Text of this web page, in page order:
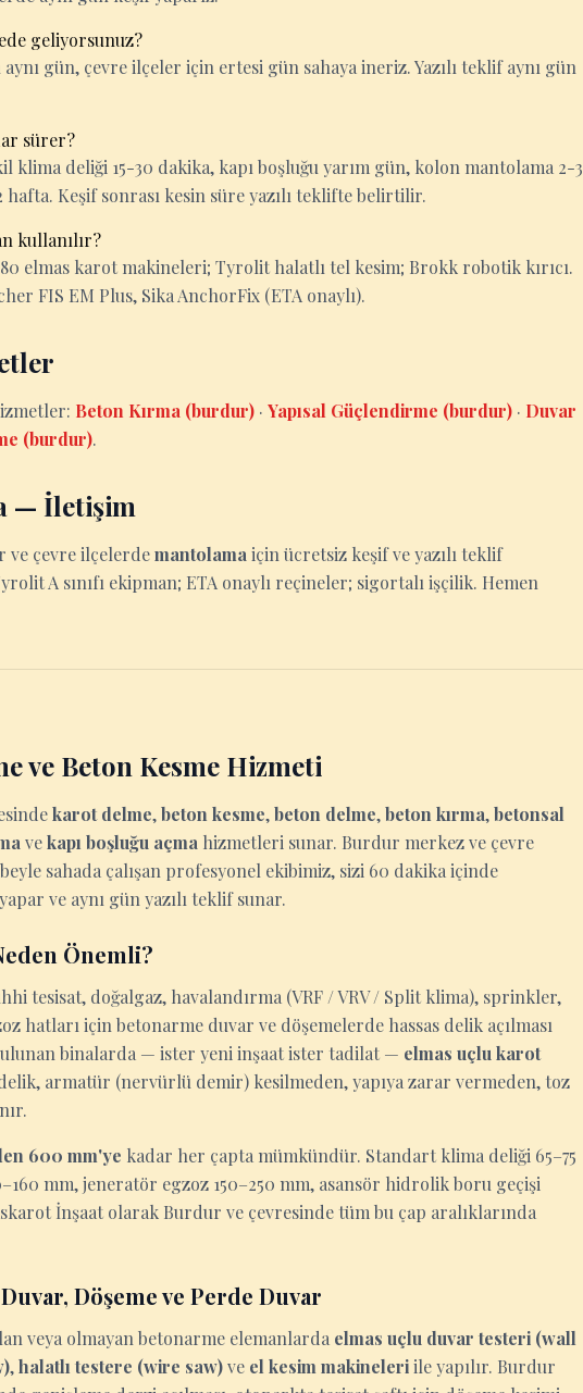
geliyorsunuz?
gün, çevre ilçeler için ertesi gün sahaya ineriz. Yazılı teklif aynı gün
sürer?
klima deliği 15-30 dakika, kapı boşluğu yarım gün, kolon mantolama 2-3
Keşif sonrası kesin süre yazılı teklifte belirtilir.
kullanılır?
elmas karot makineleri; Tyrolit halatlı tel kesim; Brokk robotik kırıcı.
FIS EM Plus, Sika AnchorFix (ETA onaylı).
Beton Kırma (burdur) · Yapısal Güçlendirme (burdur) · Duvar
(burdur).
— İletişim
çevre ilçelerdemantolama için ücretsiz keşif ve yazılı teklif
A sınıfı ekipman; ETA onaylı reçineler; sigortalı işçilik. Hemen
ve Beton Kesme Hizmeti
karot delme,beton kesme,beton delme,beton kırma,betonsal
vekapı boşluğu açma hizmetleri sunar. Burdur merkez ve çevre
sahada çalışan profesyonel ekibimiz, sizi 60 dakika içinde
ve aynı gün yazılı teklif sunar.
Önemli?
tesisat, doğalgaz, havalandırma (VRF / VRV / Split klima), sprinkler,
hatları için betonarme duvar ve döşemelerde hassas delik açılması
binalarda — ister yeni inşaat ister tadilat — elmas uçlu karot
armatür (nervürlü demir) kesilmeden, yapıya zarar vermeden, toz
600 mm'ye kadar her çapta mümkündür. Standart klima deliği 65–75
mm, jeneratör egzoz 150–250 mm, asansör hidrolik boru geçişi
İnşaat olarak Burdur ve çevresinde tüm bu çap aralıklarında
Döşeme ve Perde Duvar
veya olmayan betonarme elemanlarda elmas uçlu duvar testeri (wall
,halatlı testere (wire saw)ve el kesim makineleriile yapılır. Burdur